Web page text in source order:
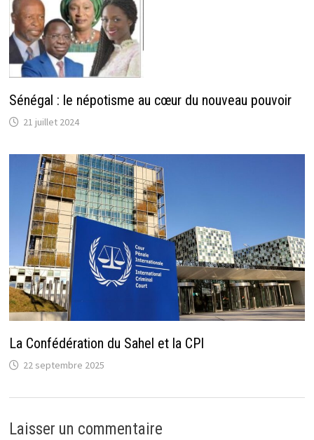
Sénégal : le népotisme au cœur du nouveau pouvoir
21 juillet 2024
La Confédération du Sahel et la CPI
22 septembre 2025
Laisser un commentaire